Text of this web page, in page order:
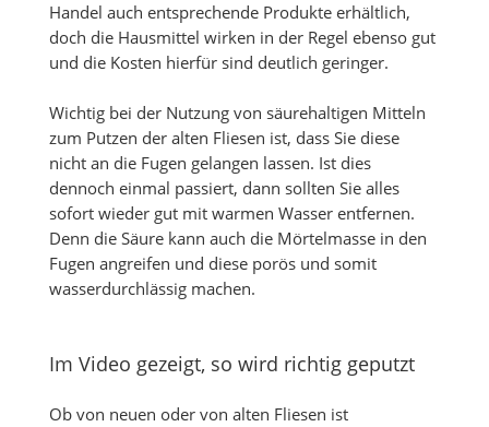
Handel auch entsprechende Produkte erhältlich,
doch die Hausmittel wirken in der Regel ebenso gut
und die Kosten hierfür sind deutlich geringer.
Wichtig bei der Nutzung von säurehaltigen Mitteln
zum Putzen der alten Fliesen ist, dass Sie diese
nicht an die Fugen gelangen lassen. Ist dies
dennoch einmal passiert, dann sollten Sie alles
sofort wieder gut mit warmen Wasser entfernen.
Denn die Säure kann auch die Mörtelmasse in den
Fugen angreifen und diese porös und somit
wasserdurchlässig machen.
Im Video gezeigt, so wird richtig geputzt
Ob von neuen oder von alten Fliesen ist